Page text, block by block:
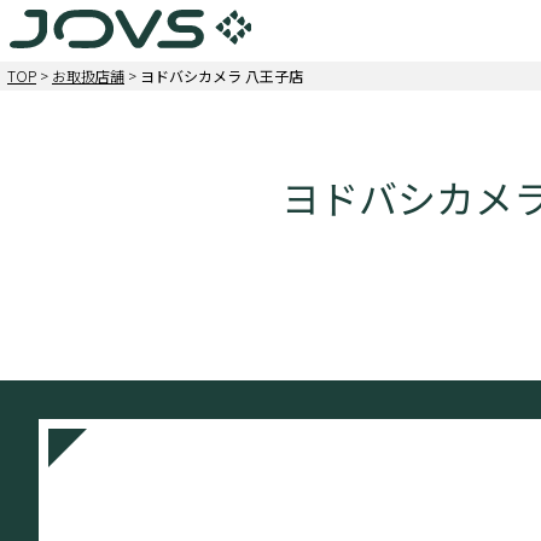
TOP > お取扱店舗 > ヨドバシカメラ 八王子店
ヨドバシカメ